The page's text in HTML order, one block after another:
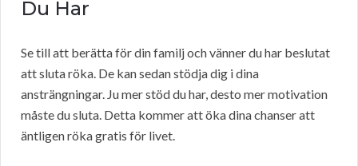
Du Har
Se till att berätta för din familj och vänner du har beslutat
att sluta röka. De kan sedan stödja dig i dina
ansträngningar. Ju mer stöd du har, desto mer motivation
måste du sluta. Detta kommer att öka dina chanser att
äntligen röka gratis för livet.